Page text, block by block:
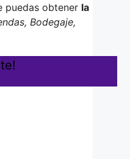
puedas obtener la
Bodegaje,